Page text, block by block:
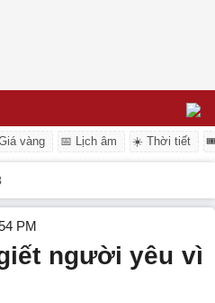
vàng 📅 Lịch âm ☀️ Thời tiết
PM
người yêu vì